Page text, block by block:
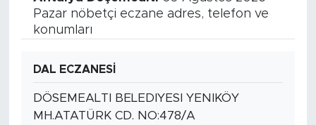
Pazar nöbetçi eczane adres, telefon ve
konumları
DAL ECZANESİ
DÖSEMEALTI BELEDIYESI YENIKÖY
MH.ATATÜRK CD. NO:478/A